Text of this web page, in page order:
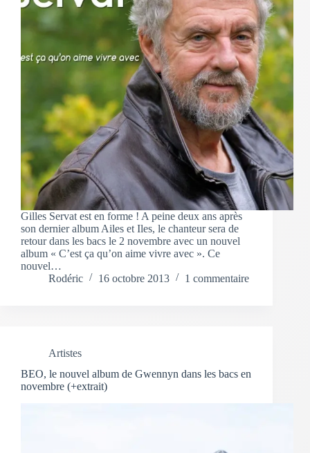
Gilles Servat est en forme ! A peine deux ans après
son dernier album Ailes et Iles, le chanteur sera de
retour dans les bacs le 2 novembre avec un nouvel
album « C’est ça qu’on aime vivre avec ». Ce
nouvel…
Rodéric
16 octobre 2013 1 commentaire
Artistes
BEO, le nouvel album de Gwennyn dans les bacs en
novembre (+extrait)